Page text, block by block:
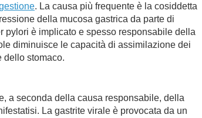
. La causa più frequente è la cosiddetta
della mucosa gastrica da parte di
pylori è implicato e spesso responsabile della
diminuisce le capacità di assimilazione dei
dello stomaco.
a seconda della causa responsabile, della
La gastrite virale è provocata da un